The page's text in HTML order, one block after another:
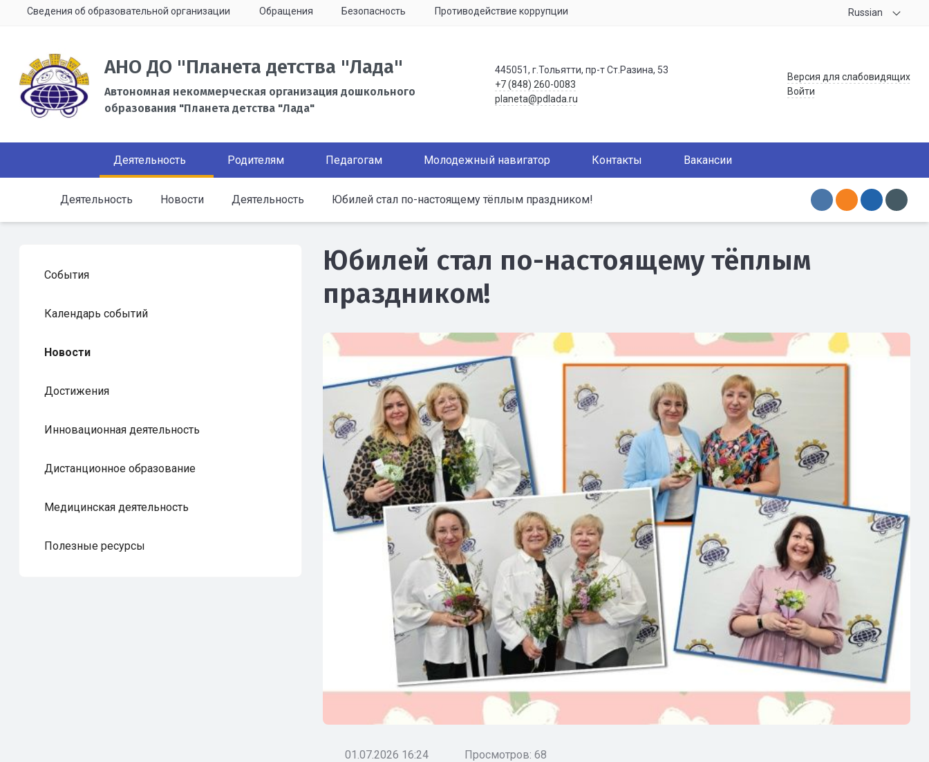
Сведения об образовательной организации Обращения Безопасность Противодействие коррупции Russian
АНО ДО "Планета детства "Лада"
Автономная некоммерческая организация дошкольного
образования "Планета детства "Лада"
445051, г.Тольятти, пр-т Ст.Разина, 53
+7 (848) 260-0083
planeta@pdlada.ru
Версия для слабовидящих
Войти
Деятельность Родителям Педагогам Молодежный навигатор Контакты Вакансии
Деятельность Новости Деятельность Юбилей стал по-настоящему тёплым праздником!
События
Календарь событий
Новости
Достижения
Инновационная деятельность
Дистанционное образование
Медицинская деятельность
Полезные ресурсы
Юбилей стал по-настоящему тёплым
праздником!
01.07.2026 16:24 Просмотров: 68